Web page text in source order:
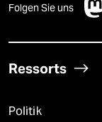
Folgen Sie uns
Ressorts
Politik